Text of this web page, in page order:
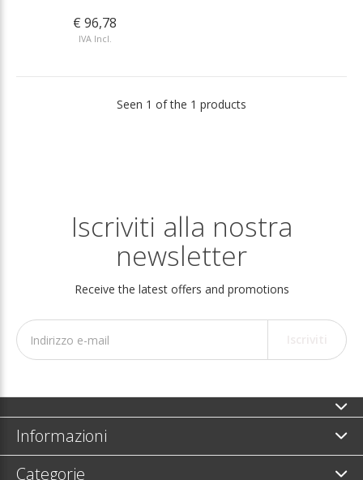
€ 96,78
IVA Incl.
Seen 1 of the 1 products
Iscriviti alla nostra
newsletter
Receive the latest offers and promotions
Informazioni
Categorie